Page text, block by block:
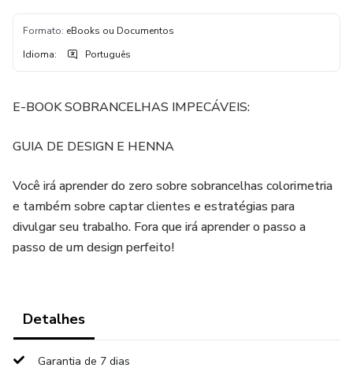
Formato: eBooks ou Documentos
Idioma: Português
E-BOOK SOBRANCELHAS IMPECÁVEIS:
GUIA DE DESIGN E HENNA
Você irá aprender do zero sobre sobrancelhas colorimetria
e também sobre captar clientes e estratégias para
divulgar seu trabalho. Fora que irá aprender o passo a
passo de um design perfeito!
Detalhes
Garantia de 7 dias